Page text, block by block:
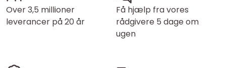
Over 3,5 millioner
leverancer på 20 år
Få hjælp fra vores
rådgivere 5 dage om
ugen